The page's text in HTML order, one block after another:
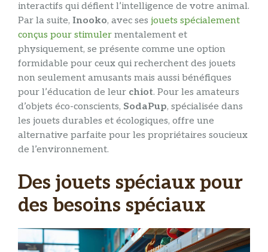
interactifs qui défient l’intelligence de votre animal.
Par la suite, Inooko, avec ses jouets spécialement
conçus pour stimuler mentalement et
physiquement, se présente comme une option
formidable pour ceux qui recherchent des jouets
non seulement amusants mais aussi bénéfiques
pour l’éducation de leur chiot. Pour les amateurs
d’objets éco-conscients, SodaPup, spécialisée dans
les jouets durables et écologiques, offre une
alternative parfaite pour les propriétaires soucieux
de l’environnement.
Des jouets spéciaux pour
des besoins spéciaux